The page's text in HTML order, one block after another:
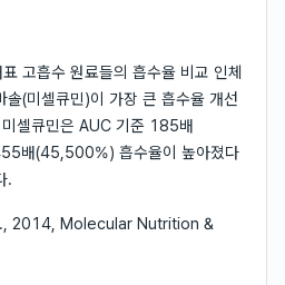
고흡수 원료들의 흡수율 비교 인체
솔(미셀큐민)이 가장 큰 흡수율 개선
셀큐민은 AUC 기준 185배
배(45,500%) 흡수율이 높아졌다
.
2014, Molecular Nutrition &